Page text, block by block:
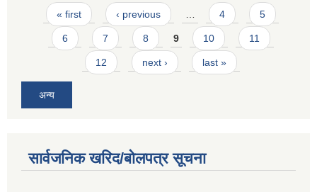
Pages
« first ‹ previous 4 5
6 7 8 9 10 11
12 next › last »
अन्य
सार्वजनिक खरिद/बोलपत्र सूचना